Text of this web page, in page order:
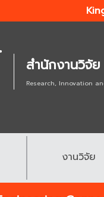
สำนักงานวิจั
Research, Innovation
งานวิจัย